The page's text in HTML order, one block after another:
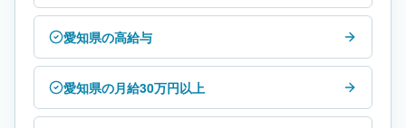
愛知県の高給与
愛知県の月給30万円以上